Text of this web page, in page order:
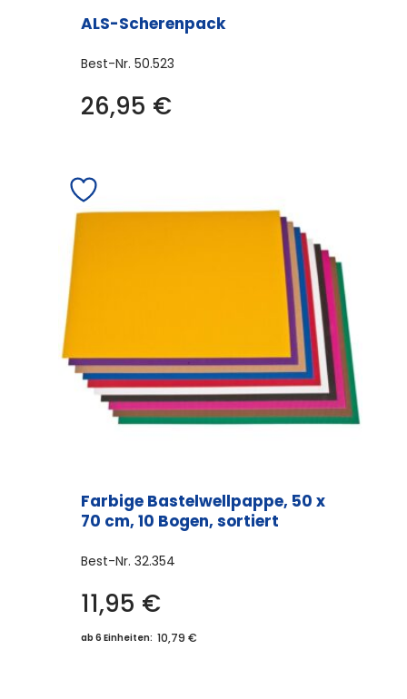
ALS-Scherenpack
Best-Nr. 50.523
26,95 €
Farbige Bastelwellpappe, 50 x
70 cm, 10 Bogen, sortiert
Best-Nr. 32.354
11,95 €
ab 6 Einheiten: 10,79 €